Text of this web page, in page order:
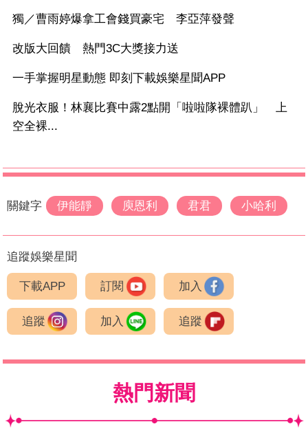
獨／曹雨婷爆拿工會錢買豪宅 李亞萍發聲
改版大回饋 熱門3C大獎接力送
一手掌握明星動態 即刻下載娛樂星聞APP
脫光衣服！林襄比賽中露2點開「啦啦隊裸體趴」 上
空全裸...
關鍵字 伊能靜 庾恩利 君君 小哈利
追蹤娛樂星聞
下載APP 訂閱 加入
追蹤 加入 追蹤
熱門新聞